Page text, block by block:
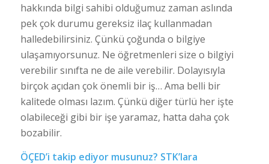
hakkında bilgi sahibi olduğumuz zaman aslında
pek çok durumu gereksiz ilaç kullanmadan
halledebilirsiniz. Çünkü çoğunda o bilgiye
ulaşamıyorsunuz. Ne öğretmenleri size o bilgiyi
verebilir sınıfta ne de aile verebilir. Dolayısıyla
birçok açıdan çok önemli bir iş… Ama belli bir
kalitede olması lazım. Çünkü diğer türlü her işte
olabileceği gibi bir işe yaramaz, hatta daha çok
bozabilir.
ÖÇED’i takip ediyor musunuz? STK’lara